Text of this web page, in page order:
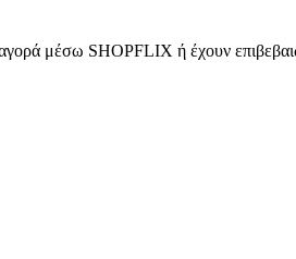
μέσω SHOPFLIX ή έχουν